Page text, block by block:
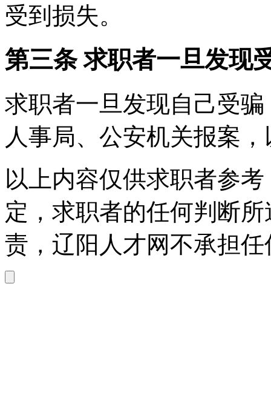
受到损失。
第三条 求职者一旦发现
求职者一旦发现自己受
人事局、公安机关报案
以上内容仅供求职者参
定，求职者的任何判断
责，辽阳人才网不承担